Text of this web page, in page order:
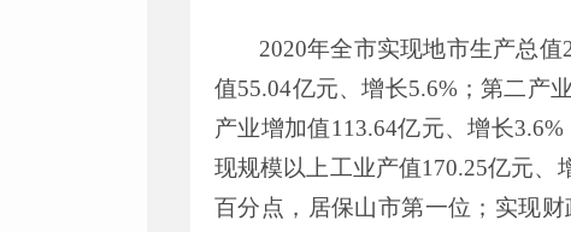
2020年全市实现地市生产总值
值55.04亿元、增长5.6%；第二产
产业增加值113.64亿元、增长3.6%
现规模以上工业产值170.25亿元、
百分点，居保山市第一位；实现财